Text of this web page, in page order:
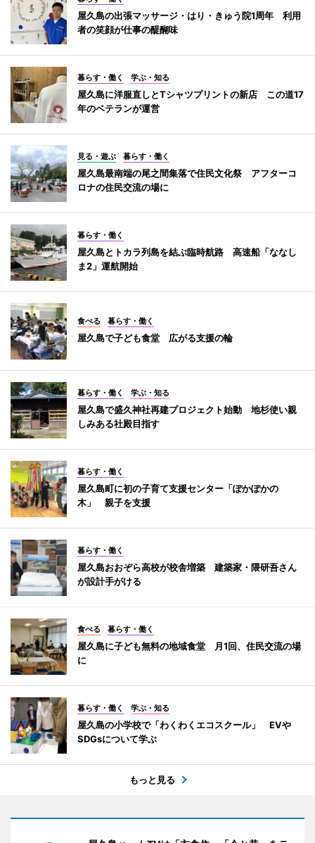
屋久島の出張マッサージ・はり・きゅう院1周年 利用
者の笑顔が仕事の醍醐味
暮らす・働く 学ぶ・知る
屋久島に洋服直しとTシャツプリントの新店 この道17
年のベテランが運営
見る・遊ぶ 暮らす・働く
屋久島最南端の尾之間集落で住民文化祭 アフターコ
ロナの住民交流の場に
暮らす・働く
屋久島とトカラ列島を結ぶ臨時航路 高速船「ななし
ま2」運航開始
食べる 暮らす・働く
屋久島で子ども食堂 広がる支援の輪
暮らす・働く 学ぶ・知る
屋久島で盛久神社再建プロジェクト始動 地杉使い親
しみある社殿目指す
暮らす・働く
屋久島町に初の子育て支援センター「ぽかぽかの
木」 親子を支援
暮らす・働く
屋久島おおぞら高校が校舎増築 建築家・隈研吾さん
が設計手がける
食べる 暮らす・働く
屋久島に子ども無料の地域食堂 月1回、住民交流の場
に
暮らす・働く 学ぶ・知る
屋久島の小学校で「わくわくエコスクール」 EVや
SDGsについて学ぶ
もっと見る